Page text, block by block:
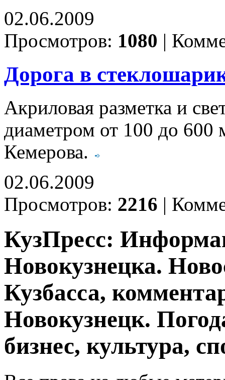
02.06.2009
Просмотров: 1080 |
Дорога в
Акриловая разметка и
диаметром от 100 до 600
Кемерова.
02.06.2009
Просмотров: 2216 |
КузПресс:
Новокузнецка.
Кузбасса,
Новокузнецк.
бизнес, культура,